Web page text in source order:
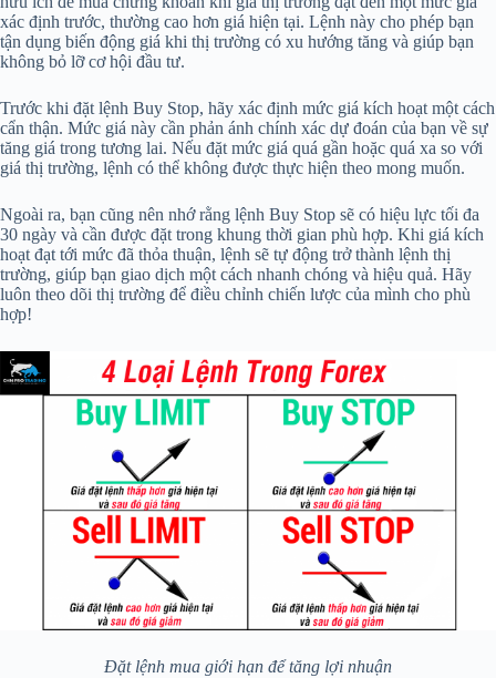
xác định trước, thường cao hơn giá hiện tại. Lệnh này cho phép bạn
tận dụng biến động giá khi thị trường có xu hướng tăng và giúp bạn
không bỏ lỡ cơ hội đầu tư.
Trước khi đặt lệnh Buy Stop, hãy xác định mức giá kích hoạt một cách
cẩn thận. Mức giá này cần phản ánh chính xác dự đoán của bạn về sự
tăng giá trong tương lai. Nếu đặt mức giá quá gần hoặc quá xa so với
giá thị trường, lệnh có thể không được thực hiện theo mong muốn.
Ngoài ra, bạn cũng nên nhớ rằng lệnh Buy Stop sẽ có hiệu lực tối đa
30 ngày và cần được đặt trong khung thời gian phù hợp. Khi giá kích
hoạt đạt tới mức đã thỏa thuận, lệnh sẽ tự động trở thành lệnh thị
trường, giúp bạn giao dịch một cách nhanh chóng và hiệu quả. Hãy
luôn theo dõi thị trường để điều chỉnh chiến lược của mình cho phù
hợp!
Đặt lệnh mua giới hạn để tăng lợi nhuận